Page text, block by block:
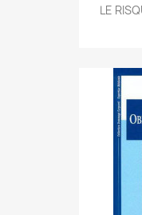
LE